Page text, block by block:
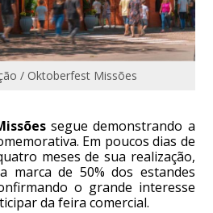
/ Oktoberfest Missões
segue demonstrando a
Em poucos dias de
meses de sua realização,
marca de 50% dos estandes
o grande interesse
da feira comercial.